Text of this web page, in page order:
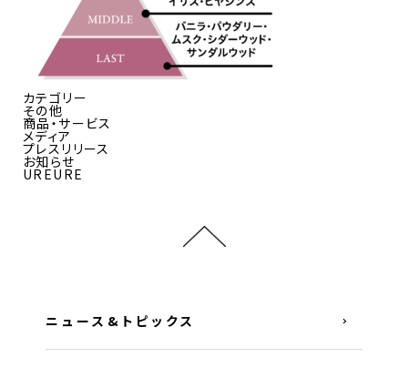
カテゴリー
その他
商品・サービス
メディア
プレスリリース
お知らせ
UREURE
ニュース&トピックス